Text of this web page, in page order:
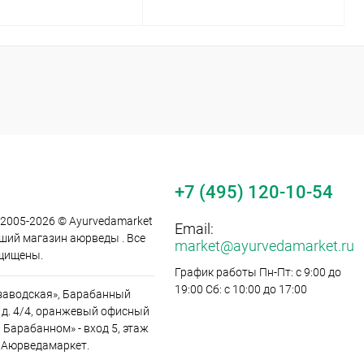
Сок аюрведический
&quot;Нони&quot; 1 л, Alantra
2026 © Ayurvedamarket
магазин аюрведы . Все
Барабанный
д. 4/4, оранжевый офисный
Барабанном» - вход 5, этаж
+7 (495) 120-10-54
Email:
market@ayurvedamarket.ru
График работы Пн-Пт: с 9:00 до
19:00 Сб: с 10:00 до 17:00